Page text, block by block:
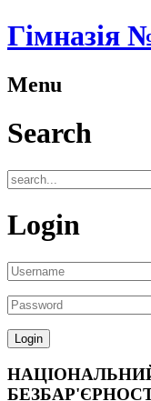
Гімназія
Menu
Search
Login